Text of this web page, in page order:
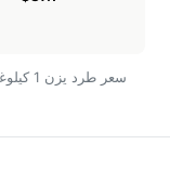
سعر طرد يزن 1 كيلوغرام عند شحنه من الولايات المتحدة إلى فرنسا